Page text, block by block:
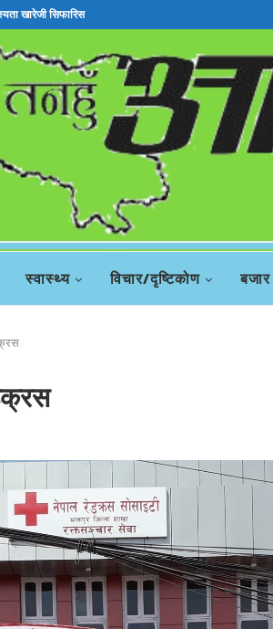
खारेजी सिफारिस
स्वास्थ्य विचार/दृष्टिकोण बजार